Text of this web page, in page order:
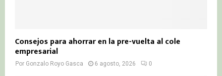
Consejos para ahorrar en la pre-vuelta al cole
empresarial
Por Gonzalo Royo Gasca 6 agosto, 2026 0